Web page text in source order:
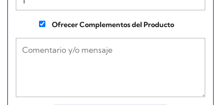
Ofrecer Complementos del Producto